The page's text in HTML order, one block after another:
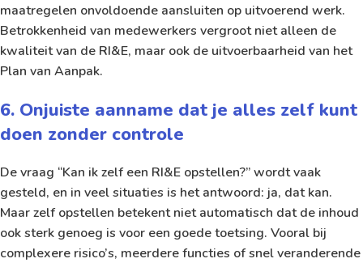
maatregelen onvoldoende aansluiten op uitvoerend werk.
Betrokkenheid van medewerkers vergroot niet alleen de
kwaliteit van de RI&E, maar ook de uitvoerbaarheid van het
Plan van Aanpak.
6. Onjuiste aanname dat je alles zelf kunt
doen zonder controle
De vraag “Kan ik zelf een RI&E opstellen?” wordt vaak
gesteld, en in veel situaties is het antwoord: ja, dat kan.
Maar zelf opstellen betekent niet automatisch dat de inhoud
ook sterk genoeg is voor een goede toetsing. Vooral bij
complexere risico’s, meerdere functies of snel veranderende